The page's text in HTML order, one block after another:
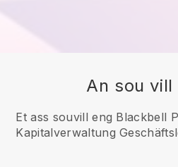
An sou vill
Et ass souvill eng Blackbell
Kapitalverwaltung